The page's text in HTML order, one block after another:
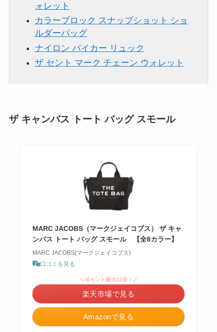
ォレット
カラーブロック スナップショット ショ
ルダーバッグ
ナイロン バイカー リュック
ザ セント マーク チェーン ウォレット
ザ キャンバス トート バッグ スモール
MARC JACOBS（マークジェイコブス） ザ キャ
ンバス トート バッグ スモール 【全8カラー】
MARC JACOBS(マークジェイコブス)
口コミを見る
Amazonで見る
＼ポイント最大11倍！／
楽天市場で見る